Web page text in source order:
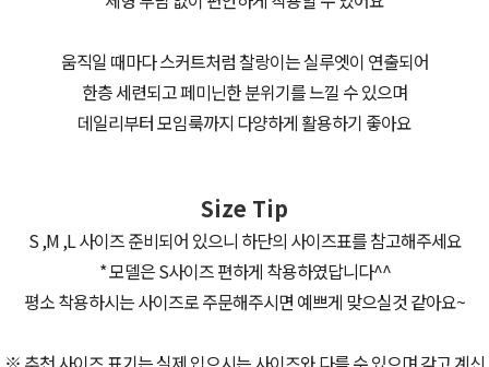
움직일 때마다 스커트처럼 찰랑이는 실루엣이 연출되어
한층 세련되고 페미닌한 분위기를 느낄 수 있으며
데일리부터 모임룩까지 다양하게 활용하기 좋아요
Size Tip
S ,M ,L 사이즈 준비되어 있으니 하단의 사이즈표를 참고해주세요
* 모델은 S사이즈 편하게 착용하였답니다^^
평소 착용하시는 사이즈로 주문해주시면 예쁘게 맞으실것 같아요~